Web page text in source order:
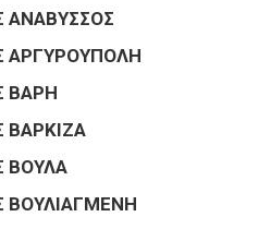
ΑΝΑΒΥΣΣΟΣ
ΑΡΓΥΡΟΥΠΟΛΗ
ΒΑΡΗ
ΒΑΡΚΙΖΑ
ΒΟΥΛΑ
ΒΟΥΛΙΑΓΜΕΝΗ